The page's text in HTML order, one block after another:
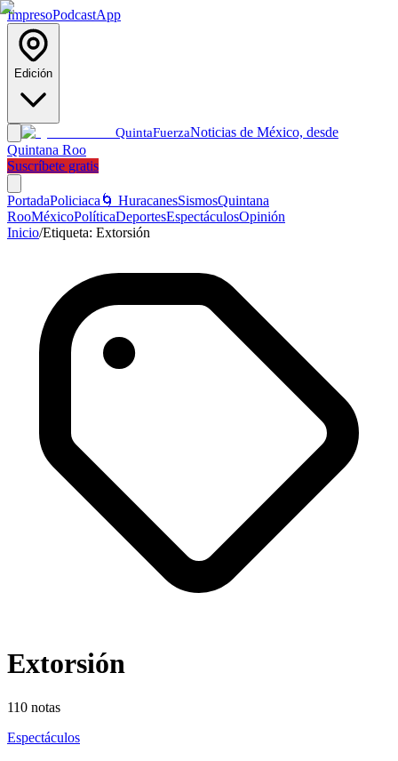
ImpresoPodcastApp
Edición
QuintaFuerzaNoticias de México, desde
Quintana Roo
Suscríbete gratis
PortadaPoliciaca 🌀 HuracanesSismosQuintana
RooMéxicoPolíticaDeportesEspectáculosOpinión
Inicio/Etiqueta: Extorsión
Extorsión
110 notas
Espectáculos